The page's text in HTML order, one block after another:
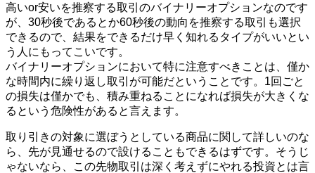
高いor安いを推察する取引のバイナリーオプションなのです
が、30秒後であるとか60秒後の動向を推察する取引も選択
できるので、結果をできるだけ早く知れるタイプがいいとい
う人にもってこいです。
バイナリーオプションにおいて特に注意すべきことは、僅か
な時間内に繰り返し取引が可能だということです。1回ごと
の損失は僅かでも、積み重ねることになれば損失が大きくな
るという危険性があると言えます。
取り引きの対象に選ぼうとしている商品に関して詳しいのな
ら、先が見通せるので設けることもできるはずです。そうじ
ゃないなら、この先物取引は深く考えずにやれる投資とは言